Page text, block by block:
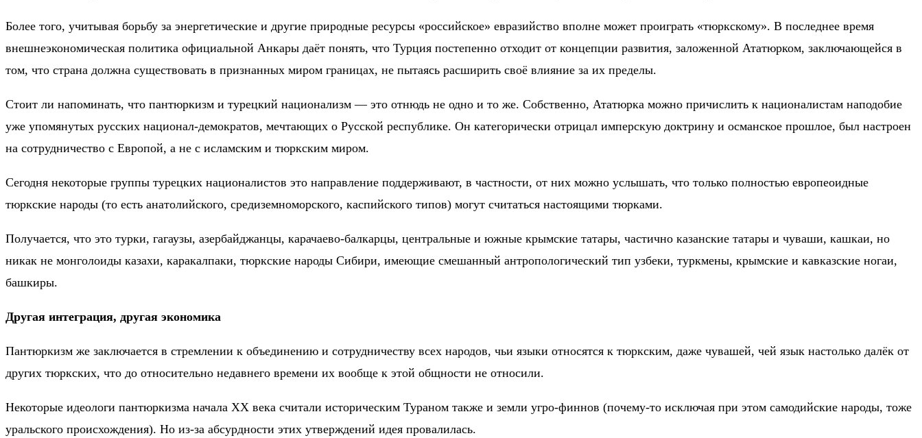
Более того, учитывая борьбу за энергетические и другие природные ресурсы «российское» евразийство вполне может проиграть «тюркскому». В последнее время
внешнеэкономическая политика официальной Анкары даёт понять, что Турция постепенно отходит от концепции развития, заложенной Ататюрком, заключающейся в
том, что страна должна существовать в признанных миром границах, не пытаясь расширить своё влияние за их пределы.
Стоит ли напоминать, что пантюркизм и турецкий национализм — это отнюдь не одно и то же. Собственно, Ататюрка можно причислить к националистам наподобие
уже упомянутых русских национал-демократов, мечтающих о Русской республике. Он категорически отрицал имперскую доктрину и османское прошлое, был настроен
на сотрудничество с Европой, а не с исламским и тюркским миром.
Сегодня некоторые группы турецких националистов это направление поддерживают, в частности, от них можно услышать, что только полностью европеоидные
тюркские народы (то есть анатолийского, средиземноморского, каспийского типов) могут считаться настоящими тюрками.
Получается, что это турки, гагаузы, азербайджанцы, карачаево-балкарцы, центральные и южные крымские татары, частично казанские татары и чуваши, кашкаи, но
никак не монголоиды казахи, каракалпаки, тюркские народы Сибири, имеющие смешанный антропологический тип узбеки, туркмены, крымские и кавказские ногаи,
башкиры.
Другая интеграция, другая экономика
Пантюркизм же заключается в стремлении к объединению и сотрудничеству всех народов, чьи языки относятся к тюркским, даже чувашей, чей язык настолько далёк от
других тюркских, что до относительно недавнего времени их вообще к этой общности не относили.
Некоторые идеологи пантюркизма начала XX века считали историческим Тураном также и земли угро-финнов (почему-то исключая при этом самодийские народы, тоже
уральского происхождения). Но из-за абсурдности этих утверждений идея провалилась.